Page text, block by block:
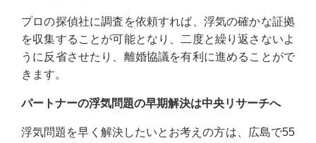
プロの探偵社に調査を依頼すれば、浮気の確かな証拠
を収集することが可能となり、二度と繰り返さないよ
うに反省させたり、離婚協議を有利に進めることがで
きます。
パートナーの浮気問題の早期解決は中央リサーチへ
浮気問題を早く解決したいとお考えの方は、広島で55